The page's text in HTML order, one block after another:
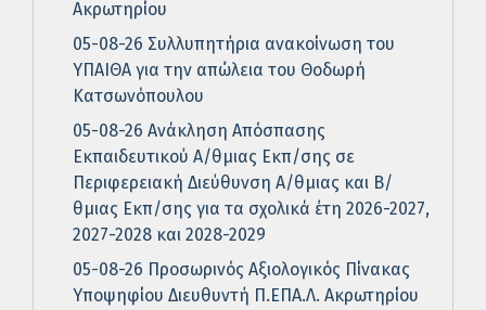
Ακρωτηρίου
05-08-26 Συλλυπητήρια ανακοίνωση του
ΥΠΑΙΘΑ για την απώλεια του Θοδωρή
Κατσωνόπουλου
05-08-26 Ανάκληση Απόσπασης
Εκπαιδευτικού Α/θμιας Εκπ/σης σε
Περιφερειακή Διεύθυνση Α/θμιας και Β/
θμιας Εκπ/σης για τα σχολικά έτη 2026-2027,
2027-2028 και 2028-2029
05-08-26 Προσωρινός Αξιολογικός Πίνακας
Υποψηφίου Διευθυντή Π.ΕΠΑ.Λ. Ακρωτηρίου